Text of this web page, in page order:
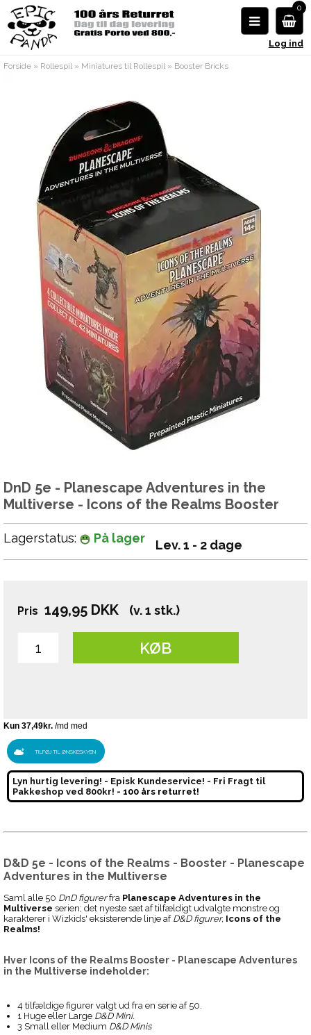
0
Log ind
Forside » Rollespil» Miniatures til Rollespil» Booster Bricks
DnD 5e - Planescape Adventures in the
Multiverse - Icons of the Realms Booster
Lagerstatus: På lager Lev. 1 - 2 dage
Pris 149,95 DKK (v. 1 stk.)
KØB
TILFØJ TIL ØNSKESKYEN
Lyn hurtig levering! - Episk Kundeservice! - Fri Fragt til
Pakkeshop ved 800kr! - 100 års returret!
D&D 5e - Icons of the Realms - Booster - Planescape
Adventures in the Multiverse
Saml alle 50 DnD figurerfra Planescape Adventures in the
Multiverse serien; det nyeste sæt af tilfældigt udvalgte monstre og
karakterer i Wizkids' eksisterende linje af D&D figurer, Icons of the
Realms!
Hver Icons of the Realms Booster - Planescape Adventures
in the Multiverse indeholder:
4 tilfældige figurer valgt ud fra en serie af 50.
1 Huge eller Large D&D Mini.
3 Small eller Medium D&D Minis